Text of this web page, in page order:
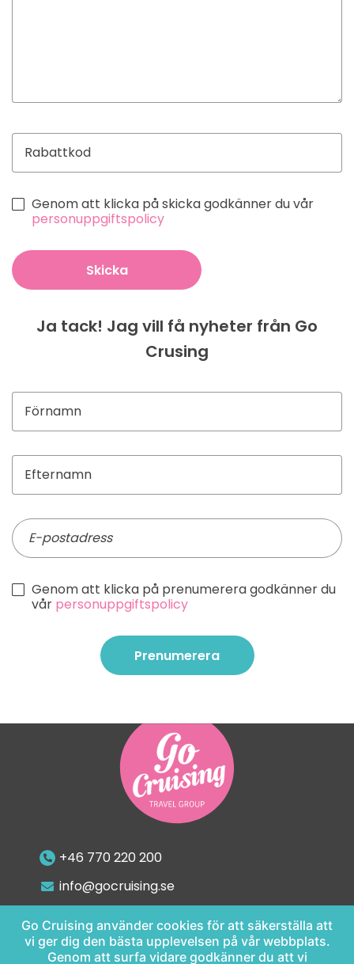
Genom att klicka på skicka godkänner du vår
personuppgiftspolicy
Skicka
Ja tack! Jag vill få nyheter från Go
Crusing
Genom att klicka på prenumerera godkänner du
vår personuppgiftspolicy
Prenumerera
Prenumerera
+46 770 220 200
info@gocruising.se
Go Cruising använder cookies för att säkerställa att
vi ger dig den bästa upplevelsen på vår webbplats.
Genom att surfa vidare godkänner du att vi